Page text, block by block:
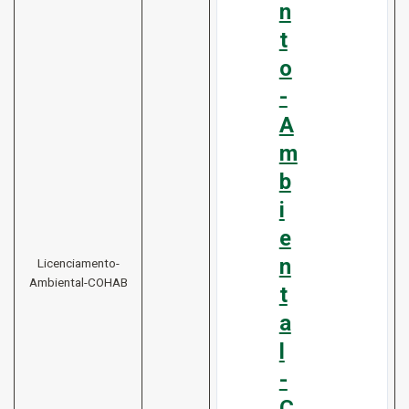
Licenciamento-
Ambiental-COHAB
n
t
o
-
A
m
b
i
e
n
t
a
-